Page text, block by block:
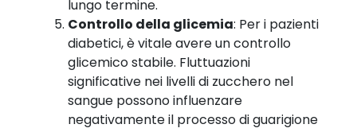
lungo termine.
Controllo della glicemia: Per i pazienti
diabetici, è vitale avere un controllo
glicemico stabile. Fluttuazioni
significative nei livelli di zucchero nel
sangue possono influenzare
negativamente il processo di guarigione